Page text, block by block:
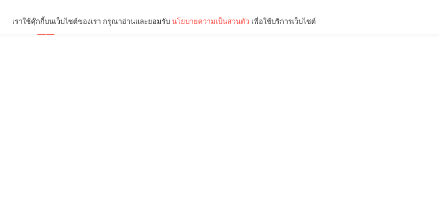
เราใช้คุ๊กกี้บนเว็บไซต์ของเรา กรุณาอ่านและยอมรับ นโยบายความเป็นส่วนตัว เพื่อใช้บริการเว็บไซต์